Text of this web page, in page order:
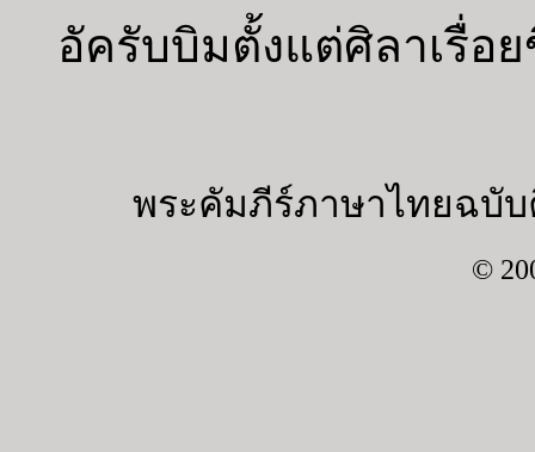
อัครับบิมตั้งแต่ศิลาเรื่อ
พระคัมภีร์ภาษาไทยฉบับ
©